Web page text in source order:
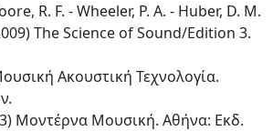
R. F. - Wheeler, P. A. - Huber, D. M.
The Science of Sound/Edition 3.
Ακουστική Τεχνολογία.
Μοντέρνα Μουσική. Αθήνα: Εκδ.